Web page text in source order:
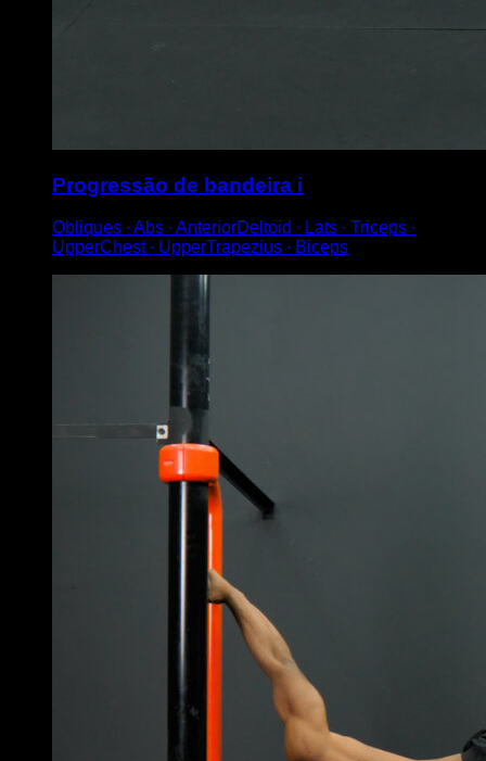
Progressão de bandeira i
Obliques ∙ Abs ∙ AnteriorDeltoid ∙ Lats ∙ Triceps ∙
UpperChest ∙ UpperTrapezius ∙ Biceps